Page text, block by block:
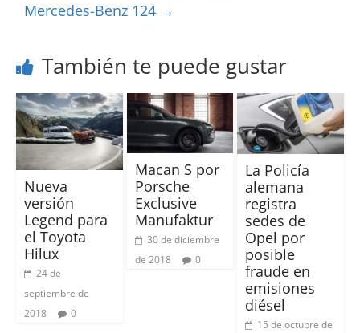
Mercedes-Benz 124 →
También te puede gustar
Nueva
versión
Legend para
el Toyota
Hilux
24 de
septiembre de
2018
0
Macan S por
Porsche
Exclusive
Manufaktur
30 de diciembre
de 2018
0
La Policía
alemana
registra
sedes de
Opel por
posible
fraude en
emisiones
diésel
15 de octubre de